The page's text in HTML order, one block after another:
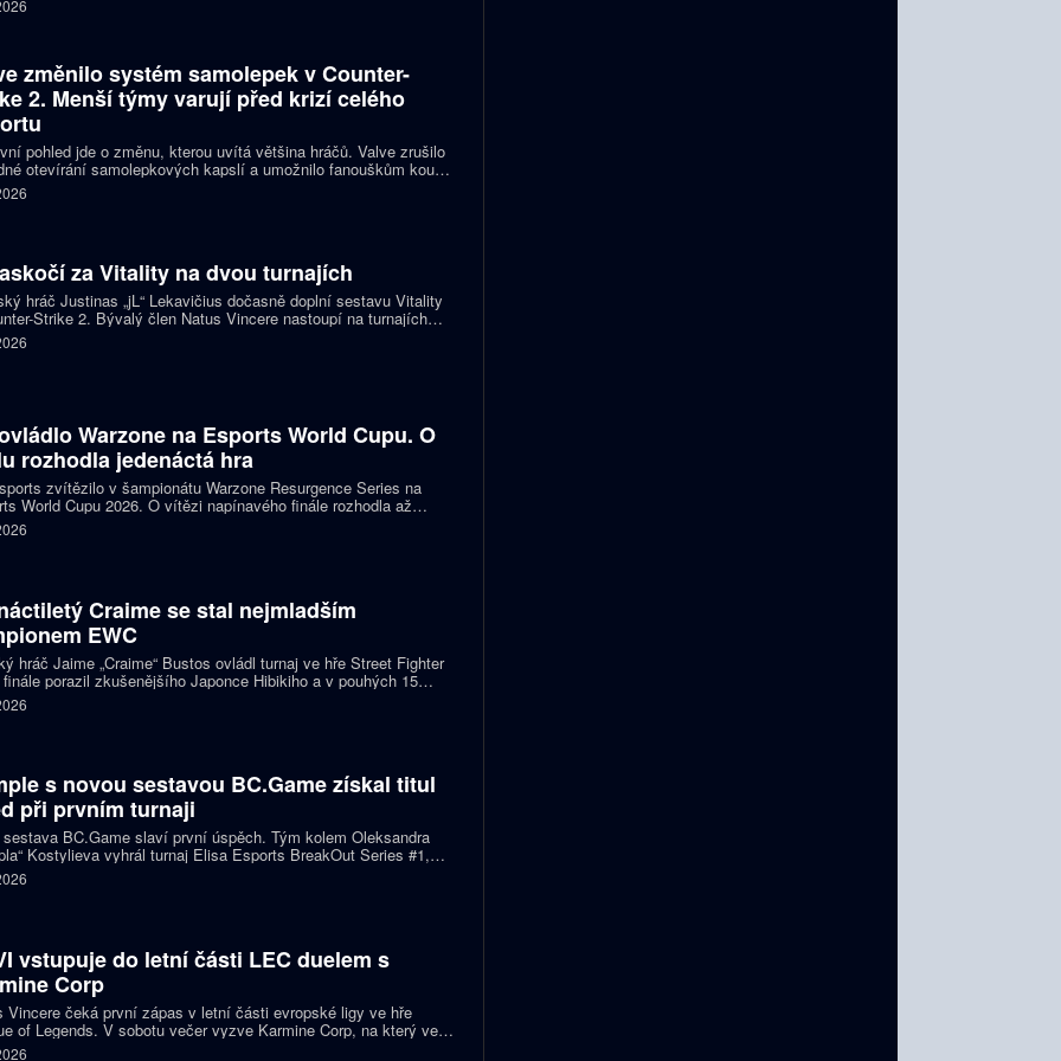
změnilo systém samolepek v Counter-
2. Menší týmy varují před krizí celého
pohled jde o změnu, kterou uvítá většina hráčů. Valve zrušilo
otevírání samolepkových kapslí a umožnilo fanouškům koupit
samolepku svého oblíbeného týmu nebo hráče. Podle řady
ale nový systém dramaticky snižuje jejich příjmy a může
za Vitality na dvou turnajích
hráč Justinas „jL“ Lekavičius dočasně doplní sestavu Vitality
Strike 2. Bývalý člen Natus Vincere nastoupí na turnajích
Open Porto a PGL Masters Bucharest.
Warzone na Esports World Cupu. O
rozhodla jedenáctá hra
zvítězilo v šampionátu Warzone Resurgence Series na
World Cupu 2026. O vítězi napínavého finále rozhodla až
hra, do které vstupovalo s šancí na titul hned pět týmů.
Craime se stal nejmladším
EWC
hráč Jaime „Craime“ Bustos ovládl turnaj ve hře Street Fighter
porazil zkušenějšího Japonce Hibikiho a v pouhých 15
se stal nejmladším vítězem v historii Esports World Cupu.
s novou sestavou BC.Game získal titul
při prvním turnaji
sestava BC.Game slaví první úspěch. Tým kolem Oleksandra
Kostylieva vyhrál turnaj Elisa Esports BreakOut Series #1,
finále porazil ENCE 2:0. Rozhodující mapa dospěla do
v němž ukrajinská hvězda předvedla klíčovou akci.
vstupuje do letní části LEC duelem s
Corp
Vincere čeká první zápas v letní části evropské ligy ve hře
of Legends. V sobotu večer vyzve Karmine Corp, na který ve
předchozích vzájemných sériích nestačil. Oba celky zároveň